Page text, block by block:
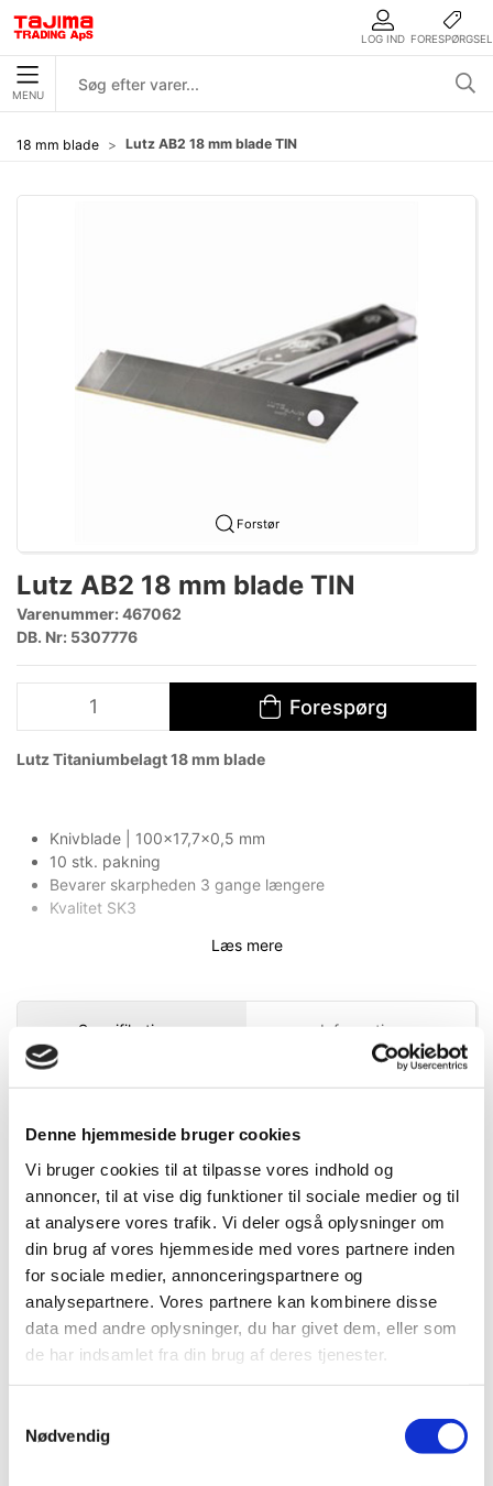
Denne hjemmeside bruger cookies
Vi bruger cookies til at tilpasse vores indhold og
annoncer, til at vise dig funktioner til sociale medier og til
at analysere vores trafik. Vi deler også oplysninger om
din brug af vores hjemmeside med vores partnere inden
for sociale medier, annonceringspartnere og
analysepartnere. Vores partnere kan kombinere disse
data med andre oplysninger, du har givet dem, eller som
de har indsamlet fra din brug af deres tjenester.
Nødvendig
LOG IND FORESPØRGSEL
MENU
18 mm blade Lutz AB2 18 mm blade TIN
Forstør
Lutz AB2 18 mm blade TIN
Varenummer:467062
DB. Nr: 5307776
Forespørg
Lutz Titaniumbelagt 18 mm blade
Knivblade | 100x17,7x0,5 mm
10 stk. pakning
Bevarer skarpheden 3 gange længere
Kvalitet SK3
Mere information
Læs mere
Specifikationer Information
EAN-nr. 5707515076036
Bedst sælgende i 18 mm blade